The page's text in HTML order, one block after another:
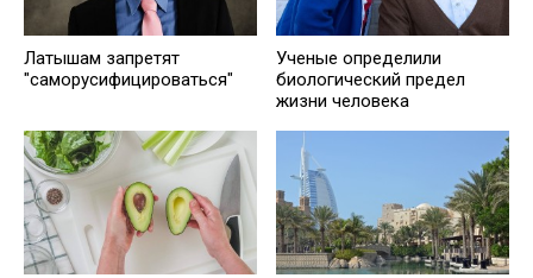
Латышам запретят
"саморусифицироваться"
Ученые определили
биологический предел
жизни человека